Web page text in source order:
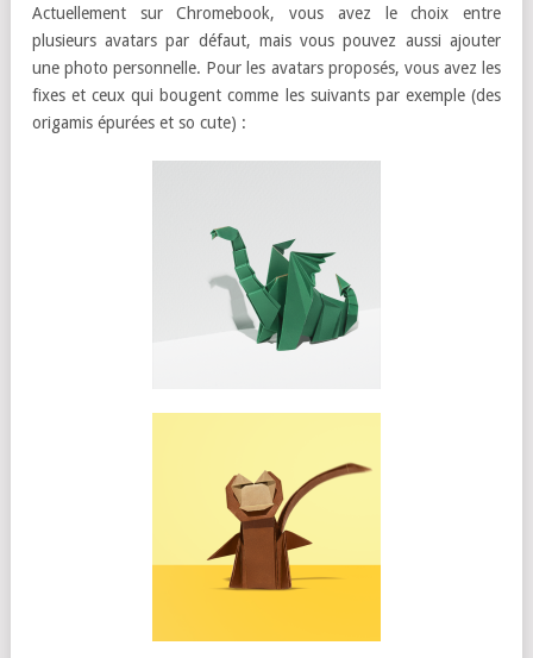
Actuellement sur Chromebook, vous avez le choix entre
plusieurs avatars par défaut, mais vous pouvez aussi ajouter
une photo personnelle. Pour les avatars proposés, vous avez les
fixes et ceux qui bougent comme les suivants par exemple (des
origamis épurées et so cute) :